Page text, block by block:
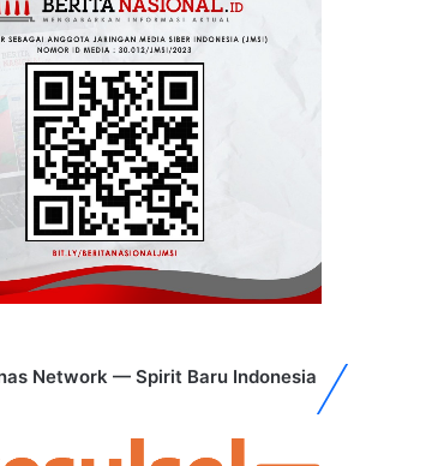
Network — Spirit Baru Indonesia